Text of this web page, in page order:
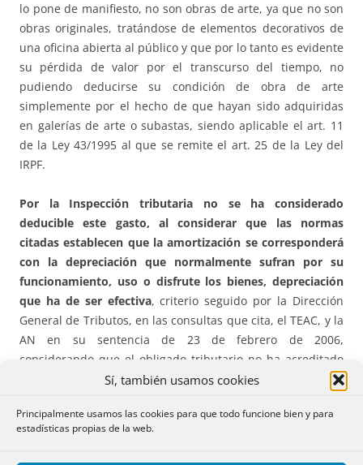
Sí, también usamos cookies
Principalmente usamos las cookies para que todo funcione bien y para
estadísticas propias de la web.
lo pone de manifiesto, no son obras de arte, ya que no son
obras originales, tratándose de elementos decorativos de
una oficina abierta al público y que por lo tanto es evidente
su pérdida de valor por el transcurso del tiempo, no
pudiendo deducirse su condición de obra de arte
simplemente por el hecho de que hayan sido adquiridas
en galerías de arte o subastas, siendo aplicable el art. 11
de la Ley 43/1995 al que se remite el art. 25 de la Ley del
IRPF.
Por la Inspección tributaria no se ha considerado
deducible este gasto, al considerar que las normas
citadas establecen que la amortización se corresponderá
con la depreciación que normalmente sufran por su
funcionamiento, uso o disfrute los bienes, depreciación
que ha de ser efectiva, criterio seguido por la Dirección
General de Tributos, en las consultas que cita, el TEAC, y la
AN en su sentencia de 23 de febrero de 2006,
considerando que el obligado tributario no ha acreditado
que sobre los cuadros, litografías, grabados, libros, etc., se
la aplicación sobre dichos bienes de los coeficientes de
amortización previstos por la normativa citada,